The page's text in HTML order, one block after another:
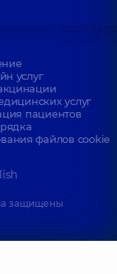
услуг
услуг
пациентов
файлов cookie
защищены